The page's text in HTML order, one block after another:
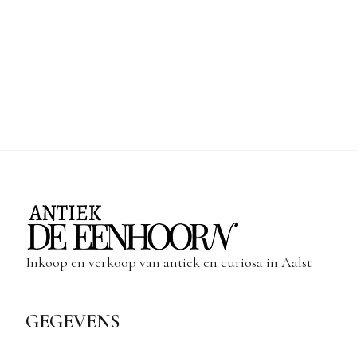
Inkoop en verkoop van antiek en curiosa in Aalst
GEGEVENS